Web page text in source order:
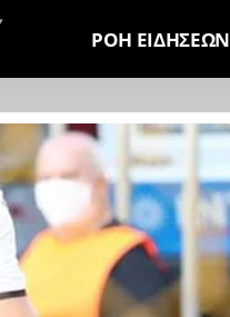
ΡΟΗ ΕΙΔΗΣΕΩΝ